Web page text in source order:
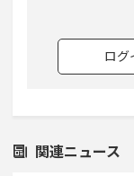
ログ
関連ニュース